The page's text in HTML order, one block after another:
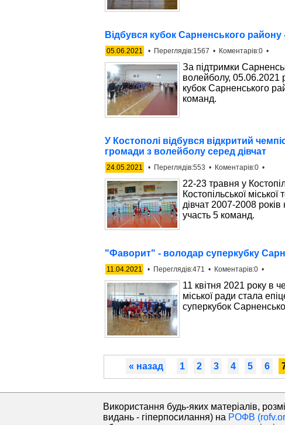
Відбувся кубок Сарненського району
05.06.2021 • Переглядів:1567 • Коментарів:0 •
За підтримки
волейболу, 05.06.2021
кубок Сарненського
команд.
У Костополі відбувся відкритий
громади з волейболу серед дівчат
24.05.2021 • Переглядів:553 • Коментарів:0 •
22-23 травня у
Костопільської
дівчат 2007-2008
участь 5 команд.
"Фаворит" - володар суперкубку
11.04.2021 • Переглядів:471 • Коментарів:0 •
11 квітня 2021 року в
міської ради стала
суперкубок
« назад 1 2 3 4 5 6
Використання будь-яких матеріалів,
видань - гіперпосилання) на РОФВ